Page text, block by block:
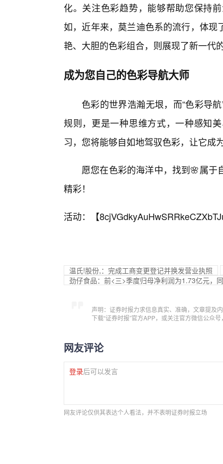
化。关注色彩趋势，能够帮助您保持
如，近年来，莫兰迪色系的流行，体
艳、大胆的色彩组合，则展现了新一代
成为您自己的色彩导航大师
色彩的世界浩瀚无垠，而“色彩导
规则，更是一种思维方式，一种感知
习，您将能够自如地驾驭色彩，让它成
愿您在色彩的海洋中，找到🌸属
精彩！
活动：【
温氏!股份,：完成工商变更登记并换发营业执照
劲仔食品：前<三>季度归母净利润为1.73亿元，
声明：证券时报力求信息真实、准确，文章提及
下载“证券时报”官方APP，或关注官方微信公众
网友评论
登录后可以发言
网友评论仅供其表达个人看法，并不表明证券时报立场